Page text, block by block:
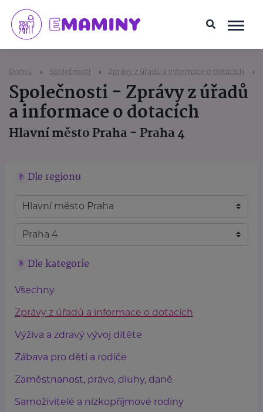
Domů Společnosti Zprávy z úřadů a informace o dotacích
Společnosti - Zprávy z úřadů
a informace o dotacích
Hlavní město Praha - Praha 4
Dle regionu
Dle kategorie
Všechny
Zprávy z úřadů a informace o dotacích
Výživa a zdravý vývoj dítěte
Zábava pro děti a rodiče
Zaměstnanost, právo, dluhy, daně
Samoživitelé a nízkopříjmové rodiny